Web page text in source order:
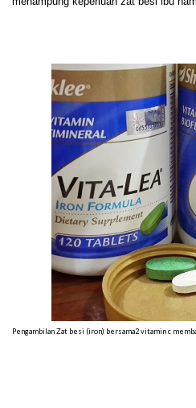
Pengambilan Zat besi (iron) bersama2 vitamin c